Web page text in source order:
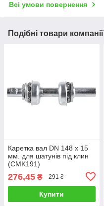
Всі умови повернення
Подібні товари компанії
Каретка вал DN 148 х 15
мм. для шатунів під клин
(CMK191)
276,45 ₴ 291 ₴
Купити